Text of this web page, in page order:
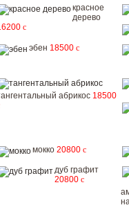
красное
дерево
c
эбен 18500 c
абрикос 18500
мокко 20800 c
дуб графит
20800 c